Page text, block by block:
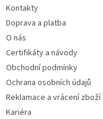
Kontakty
Doprava a platba
O nás
Certifikáty a návody
Obchodní podmínky
Ochrana osobních údajů
Reklamace a vrácení zboží
Kariéra